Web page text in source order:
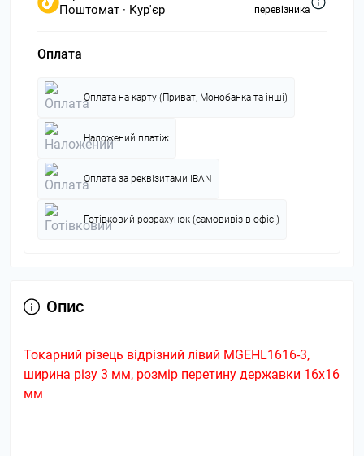
Поштомат · Кур'єр
перевізника
Оплата
Оплата на карту (Приват, Монобанка та інші)
Наложений платіж
Оплата за реквізитами IBAN
Готівковий розрахунок (самовивіз в офісі)
Опис
Токарний різець відрізний лівий MGEHL1616-3,
ширина різу 3 мм, розмір перетину державки 16х16
мм